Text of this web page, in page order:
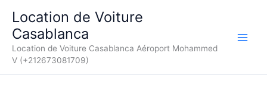
contenu
Location de Voiture
Casablanca
Location de Voiture Casablanca Aéroport Mohammed
V (+212673081709)